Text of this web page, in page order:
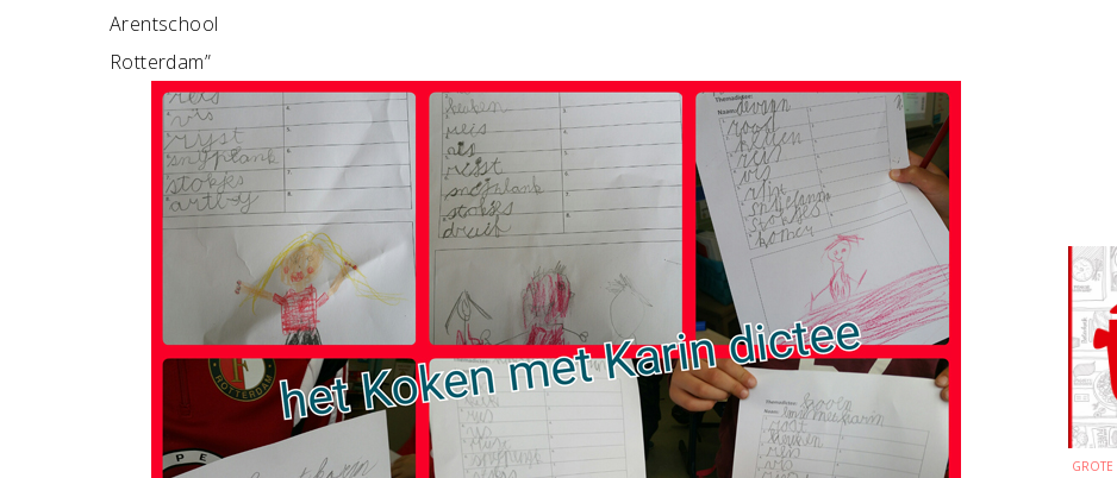
Arentschool
Rotterdam”
GROTE